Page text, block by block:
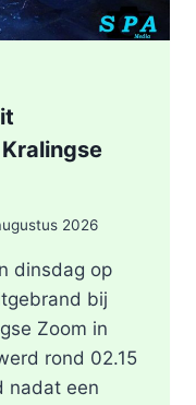
2026
dinsdag op
bij
Zoom in
rond 02.15
nadat een